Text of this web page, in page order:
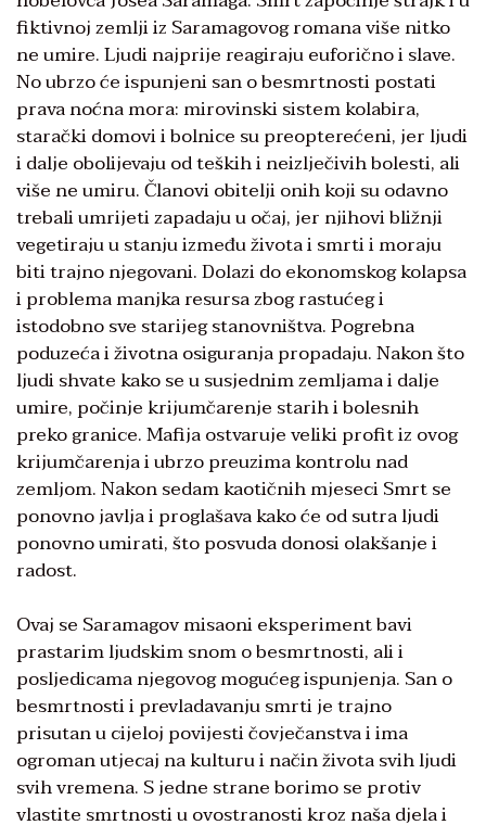
fiktivnoj zemlji iz Saramagovog romana više nitko
ne umire. Ljudi najprije reagiraju euforično i slave.
No ubrzo će ispunjeni san o besmrtnosti postati
prava noćna mora: mirovinski sistem kolabira,
starački domovi i bolnice su preopterećeni, jer ljudi
i dalje obolijevaju od teških i neizlječivih bolesti, ali
više ne umiru. Članovi obitelji onih koji su odavno
trebali umrijeti zapadaju u očaj, jer njihovi bližnji
vegetiraju u stanju između života i smrti i moraju
biti trajno njegovani. Dolazi do ekonomskog kolapsa
i problema manjka resursa zbog rastućeg i
istodobno sve starijeg stanovništva. Pogrebna
poduzeća i životna osiguranja propadaju. Nakon što
ljudi shvate kako se u susjednim zemljama i dalje
umire, počinje krijumčarenje starih i bolesnih
preko granice. Mafija ostvaruje veliki profit iz ovog
krijumčarenja i ubrzo preuzima kontrolu nad
zemljom. Nakon sedam kaotičnih mjeseci Smrt se
ponovno javlja i proglašava kako će od sutra ljudi
ponovno umirati, što posvuda donosi olakšanje i
radost.
Ovaj se Saramagov misaoni eksperiment bavi
prastarim ljudskim snom o besmrtnosti, ali i
posljedicama njegovog mogućeg ispunjenja. San o
besmrtnosti i prevladavanju smrti je trajno
prisutan u cijeloj povijesti čovječanstva i ima
ogroman utjecaj na kulturu i način života svih ljudi
svih vremena. S jedne strane borimo se protiv
vlastite smrtnosti u ovostranosti kroz naša djela i